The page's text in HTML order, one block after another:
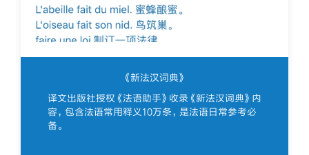
《新法汉词典》
译文出版社授权《法语助手》收录《新法汉词典》内
容，包含法语常用释义10万条，是法语日常参考必
备。